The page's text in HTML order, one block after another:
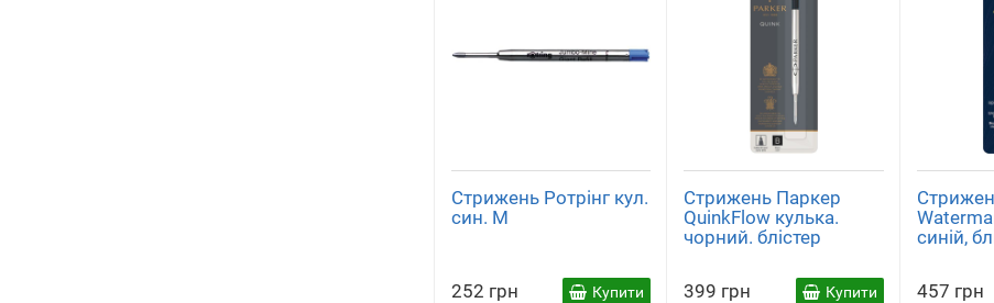
Стрижень Ротрінг кул.
син. M
252 грн Купити
Стрижень Паркер
QuinkFlow кулька.
чорний. блістер
399 грн Купити
синій,
457 грн